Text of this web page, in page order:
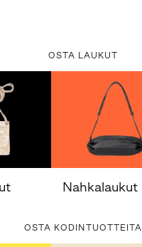
OSTA LAUKUT
Nahkalaukut
OSTA KODINTUOTTEITA